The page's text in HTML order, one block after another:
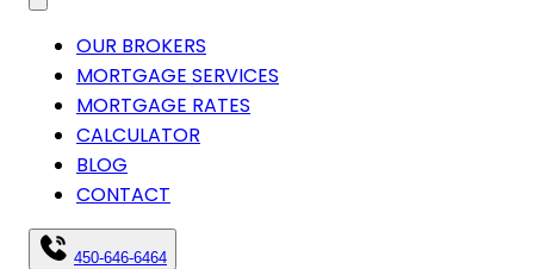
OUR BROKERS
MORTGAGE SERVICES
MORTGAGE RATES
CALCULATOR
BLOG
CONTACT
450-646-6464